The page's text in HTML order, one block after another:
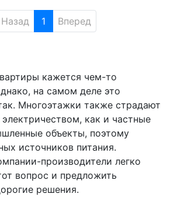
Назад 1 Вперед
кажется чем-то
на самом деле это
Многоэтажки также страдают
как и частные
объекты, поэтому
источников питания.
производители легко
вопрос и предложить
решения.